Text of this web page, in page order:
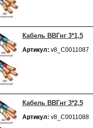
Кабель ВВГнг 3*1,5
Артикул: v8_С0011087
Кабель ВВГнг 3*2,5
Артикул: v8_С0011088